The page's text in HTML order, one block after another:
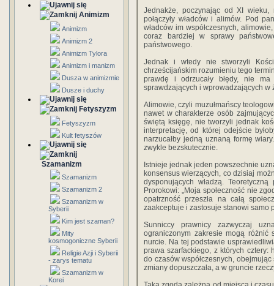
Animizm
Animizm
Animizm 2
Animizm Tylora
Animizm i manizm
Dusza w animizmie
Dusze i duchy
Fetyszyzm
Fetyszyzm
Kult fetyszów
Szamanizm
Szamanizm
Szamanizm 2
Szamanizm w
Syberii
Kim jest szaman?
Mity
kosmogoniczne Syberii
Religie Azji i Syberii
- zarys tematu
Szamanizm w
Korei
Jednakże, poczynając od XI
połączyły władców i alimów. Pod
władców im współczesnych,
coraz bardziej w sprawy
państwowego.
Jednak i wtedy nie stworzyli
chrześcijańskim rozumieniu tego
prawdę i odrzucały błędy, nie ma
sprawdzających i wprowadzających w
Alimowie, czyli muzułmańscy
nawet w charakterze osób
świętą księgę, nie tworzyli jednak
interpretację, od której odejście
narzucałby jedną uznaną formę
zwykle bezskutecznie.
Istnieje jednak jeden powszechnie
konsensus wierzących, co dzisiaj
dysponujących władzą.
Prorokowi: „Moja społeczność nie
opatrzność przeszła na całą
zaakceptuje i zastosuje stanowi samo
Sunniccy prawnicy zazwyczaj
ograniczonym zakresie mogą
nurcie. Na tej podstawie
prawa szarfackiego, z których cztery:
do czasów współczesnych,
zmiany dopuszczała, a w gruncie